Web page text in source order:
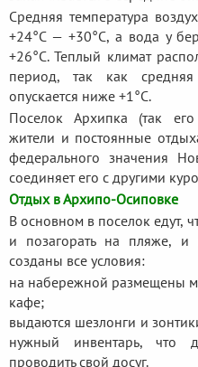
Средняя температура
+24°С — +30°С, а вода у
+26°С. Теплый климат
период, так как
опускается ниже +1°С.
Поселок Архипка (так
жители и постоянные
федерального значения
соединяет его с другими
Отдых в Архипо-Осиповке
В основном в поселок едут,
и позагорать на пляже,
созданы все условия:
на набережной размещены
кафе;
выдаются шезлонги и
нужный инвентарь, что
проводить свой досуг.